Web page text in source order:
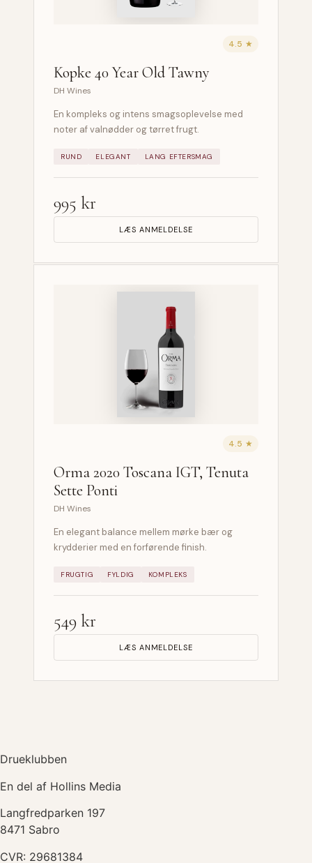
4.5 ★
Kopke 40 Year Old Tawny
DH Wines
En kompleks og intens smagsoplevelse med
noter af valnødder og tørret frugt.
RUND ELEGANT LANG EFTERSMAG
995 kr
LÆS ANMELDELSE
4.5 ★
Orma 2020 Toscana IGT, Tenuta
Sette Ponti
DH Wines
En elegant balance mellem mørke bær og
krydderier med en forførende finish.
FRUGTIG FYLDIG KOMPLEKS
549 kr
LÆS ANMELDELSE
Drueklubben
En del af Hollins Media
Langfredparken 197
8471 Sabro
CVR: 29681384